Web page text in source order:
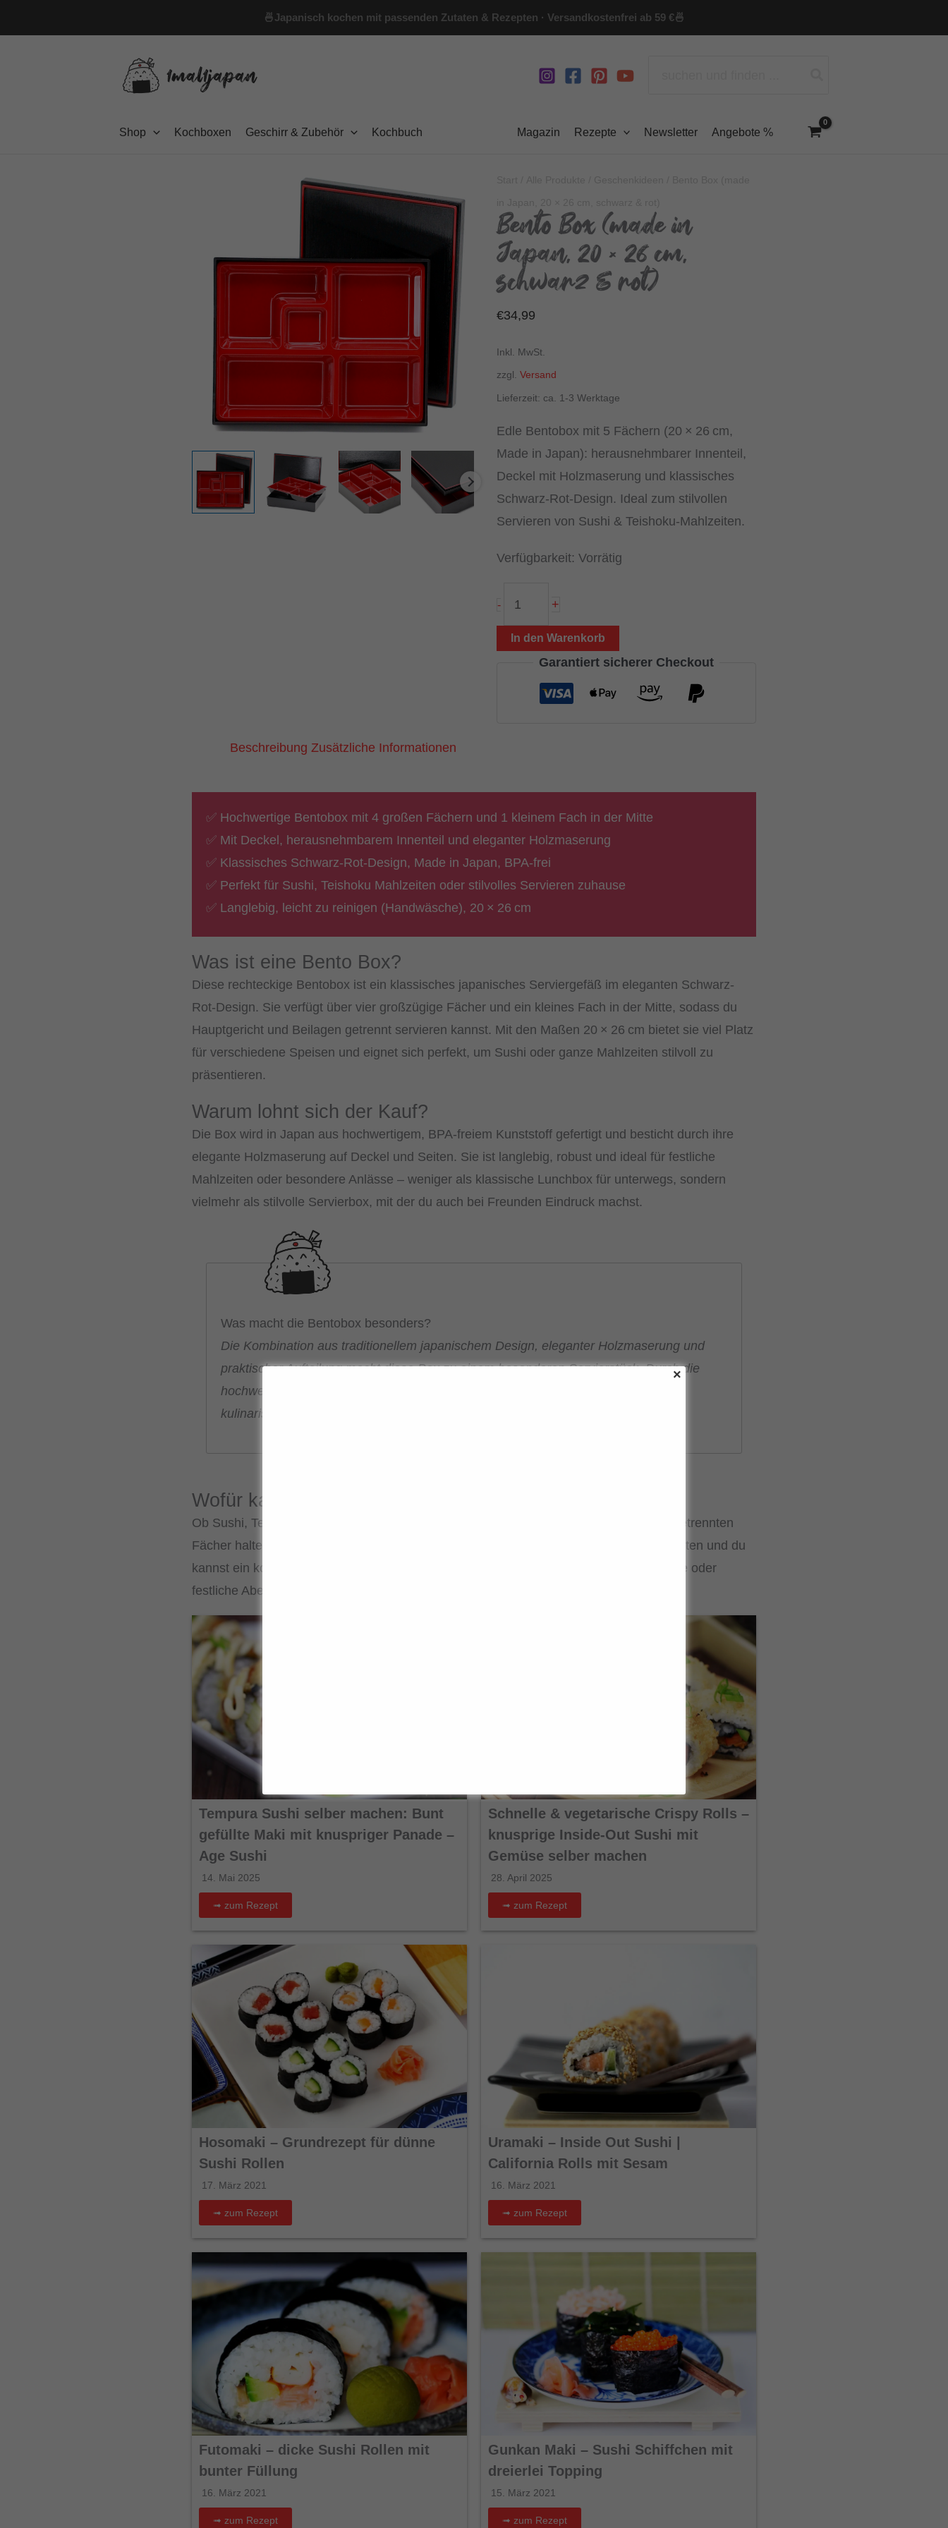
Inhalt
🍜Japanisch kochen mit passenden Zutaten & Rezepten · Versandkostenfrei ab 59 €🍜
Shop Kochboxen Geschirr & Zubehör Kochbuch Magazin Rezepte Newsletter Angebote %
Bento Box (made in
Japan, 20 × 26 cm,
schwarz & rot)
€34,99
Inkl. MwSt.
zzgl. Versand
Lieferzeit: ca. 1-3 Werktage
Edle Bentobox mit 5 Fächern (20 × 26 cm,
Made in Japan): herausnehmbarer Innenteil,
Deckel mit Holzmaserung und klassisches
Schwarz-Rot-Design. Ideal zum stilvollen
Servieren von Sushi & Teishoku-Mahlzeiten.
Verfügbarkeit: Vorrätig
-
(made
schwarz
&
rot)
Menge
+
In den Warenkorb
Garantiert sicherer Checkout
Beschreibung Zusätzliche Informationen
✅ Hochwertige Bentobox mit 4 großen Fächern und 1 kleinem Fach in der Mitte
✅ Mit Deckel, herausnehmbarem Innenteil und eleganter Holzmaserung
✅ Klassisches Schwarz-Rot-Design, Made in Japan, BPA-frei
✅ Perfekt für Sushi, Teishoku Mahlzeiten oder stilvolles Servieren zuhause
✅ Langlebig, leicht zu reinigen (Handwäsche), 20 × 26 cm
Was ist eine Bento Box?
Diese rechteckige Bentobox ist ein klassisches japanisches Serviergefäß im eleganten Schwarz-
Rot-Design. Sie verfügt über vier großzügige Fächer und ein kleines Fach in der Mitte, sodass du
Hauptgericht und Beilagen getrennt servieren kannst. Mit den Maßen 20 × 26 cm bietet sie viel Platz
für verschiedene Speisen und eignet sich perfekt, um Sushi oder ganze Mahlzeiten stilvoll zu
präsentieren.
Warum lohnt sich der Kauf?
Die Box wird in Japan aus hochwertigem, BPA-freiem Kunststoff gefertigt und besticht durch ihre
elegante Holzmaserung auf Deckel und Seiten. Sie ist langlebig, robust und ideal für festliche
Mahlzeiten oder besondere Anlässe – weniger als klassische Lunchbox für unterwegs, sondern
vielmehr als stilvolle Servierbox, mit der du auch bei Freunden Eindruck machst.
Was macht die Bentobox besonders?
Die Kombination aus traditionellem japanischem Design, eleganter Holzmaserung und
praktischer Aufteilung macht diese Box zu einem besonderen Servierstück. Durch die
hochwertige Verarbeitung „Made in Japan“ bleibt sie lange schön und bietet dir ein
kulinarisches Erlebnis wie im japanischen Restaurant.
Wofür kann ich die Bentobox verwenden?
Ob Sushi, Teishoku-Mahlzeiten oder verschiedene Vorspeisen und Beilagen: Die fünf getrennten
Fächer halten die Speisen sauber voneinander getrennt. So bleibt der Geschmack erhalten und du
kannst ein komplettes Menü ansprechend servieren. Ideal für Dinnerpartys, Geburtstage oder
festliche Abende zuhause.
Tempura Sushi selber machen: Bunt
gefüllte Maki mit knuspriger Panade –
Age Sushi
14. Mai 2025
➟ zum Rezept
Schnelle & vegetarische Crispy Rolls –
knusprige Inside-Out Sushi mit
Gemüse selber machen
28. April 2025
➟ zum Rezept
Hosomaki – Grundrezept für dünne
Sushi Rollen
17. März 2021
➟ zum Rezept
Uramaki – Inside Out Sushi |
California Rolls mit Sesam
16. März 2021
➟ zum Rezept
Futomaki – dicke Sushi Rollen mit
bunter Füllung
16. März 2021
➟ zum Rezept
Gunkan Maki – Sushi Schiffchen mit
dreierlei Topping
15. März 2021
➟ zum Rezept